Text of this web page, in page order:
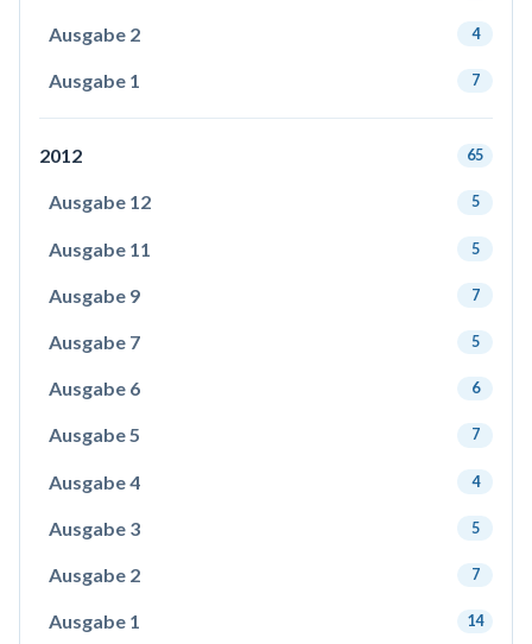
Ausgabe 2 4
Ausgabe 1 7
2012 65
Ausgabe 12 5
Ausgabe 11 5
Ausgabe 9 7
Ausgabe 7 5
Ausgabe 6 6
Ausgabe 5 7
Ausgabe 4 4
Ausgabe 3 5
Ausgabe 2 7
Ausgabe 1 14